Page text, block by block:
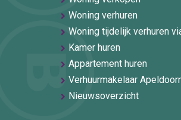
Woning verhuren
Woning tijdelijk verhuren
Kamer huren
Appartement huren
Verhuurmakelaar
Nieuwsoverzicht